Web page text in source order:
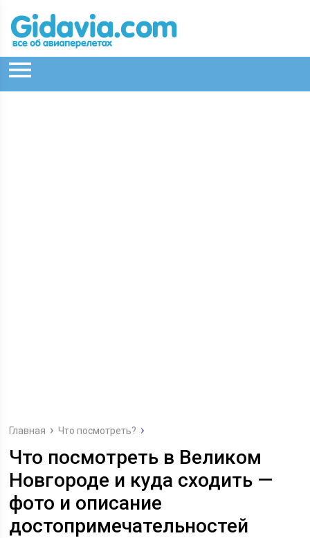
Главная Что посмотреть?
Что посмотреть в Великом
Новгороде и куда сходить —
фото и описание
достопримечательностей